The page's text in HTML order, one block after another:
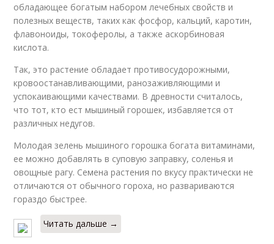
обладающее богатым набором лечебных свойств и
полезных веществ, таких как фосфор, кальций, каротин,
флавоноиды, токоферолы, а также аскорбиновая
кислота.
Так, это растение обладает противосудорожными,
кровоостанавливающими, ранозаживляющими и
успокаивающими качествами. В древности считалось,
что тот, кто ест мышиный горошек, избавляется от
различных недугов.
Молодая зелень мышиного горошка богата витаминами,
ее можно добавлять в суповую заправку, соленья и
овощные рагу. Семена растения по вкусу практически не
отличаются от обычного гороха, но развариваются
гораздо быстрее.
Читать дальше →